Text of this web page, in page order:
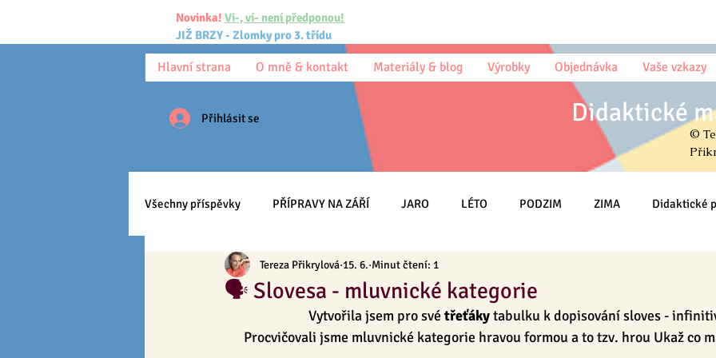
Novinka! Vi-, ví- není předponou!
JIŽ BRZY - Zlomky pro 3. třídu
Hlavní strana O mně & kontakt Materiály & blog Výrobky Objednávka Vaše vzkazy
Přihlásit se Didaktické
©
Všechny příspěvky PŘÍPRAVY NA ZÁŘÍ JARO LÉTO PODZIM ZIMA Didaktické
Pracovní listy Ke stažení Omalovánky
Anglický jazyk Učíme se HRY Třída MŠ Na DOMA Knihy & Básničky &
🗣️ Slovesa - mluvnické kategorie
Tereza Přikrylová 15. 6. Minut čtení: 1
Vytvořila jsem pro své třeťáky tabulku k dopisování sloves -
Procvičovali jsme mluvnické kategorie hravou formou a to tzv. hrou Ukaž co